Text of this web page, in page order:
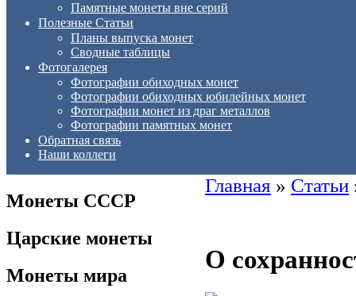
Памятные монеты вне серий
Полезные Статьи
Планы выпуска монет
Сводные таблицы
Фотогалерея
Фотографии обиходных монет
Фотографии обиходных юбилейных монет
Фотографии монет из драг металлов
Фотографии памятных монет
Обратная связь
Наши коллеги
Монеты СССР
Царские монеты
Монеты мира
Главная » Статьи
О